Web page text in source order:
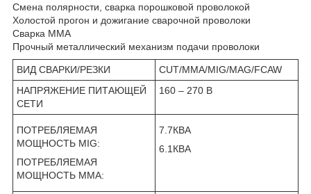
Смена полярности, сварка порошковой проволокой
Холостой прогон и дожигание сварочной проволоки
Сварка ММА
Прочный металлический механизм подачи проволоки
ВИД СВАРКИ/РЕЗКИ
CUT/MMA/MIG/MAG/FCAW
НАПРЯЖЕНИЕ ПИТАЮЩЕЙ
СЕТИ
160 – 270 В
ПОТРЕБЛЯЕМАЯ
МОЩНОСТЬ MIG:
ПОТРЕБЛЯЕМАЯ
МОЩНОСТЬ MMA:
7.7КВА
6.1КВА